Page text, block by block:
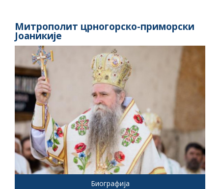
Митрополит црногорско-приморски
Јоаникије
Биографија